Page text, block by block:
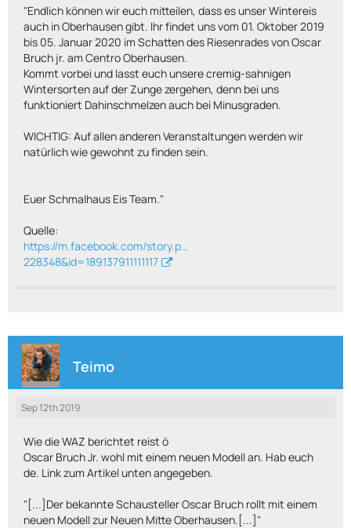
"Endlich können wir euch mitteilen, dass es unser Wintereis
auch in Oberhausen gibt. Ihr findet uns vom 01. Oktober 2019
bis 05. Januar 2020 im Schatten des Riesenrades von Oscar
Bruch jr. am Centro Oberhausen.
Kommt vorbei und lasst euch unsere cremig-sahnigen
Wintersorten auf der Zunge zergehen, denn bei uns
funktioniert Dahinschmelzen auch bei Minusgraden.
WICHTIG: Auf allen anderen Veranstaltungen werden wir
natürlich wie gewohnt zu finden sein.
Euer Schmalhaus Eis Team."
Quelle:
https://m.facebook.com/story.p…
228348&id=189137911111117
Teimo
Sep 12th 2019
Wie die WAZ berichtet reist ö
Oscar Bruch Jr. wohl mit einem neuen Modell an. Hab euch
de. Link zum Artikel unten angegeben.
"[...]Der bekannte Schausteller Oscar Bruch rollt mit einem
neuen Modell zur Neuen Mitte Oberhausen.[...]"